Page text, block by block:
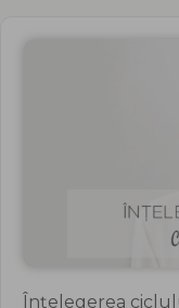
Înțelegerea